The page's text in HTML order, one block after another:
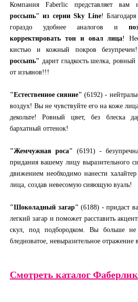
Компания Faberlic представляет вам
россыпь" из серии Sky Line!
гораздо удобнее аналогов и
корректировать тон и овал лица!
кистью и кожный покров
россыпь" дарит гладкость шелка,
от изъянов!!!
"Естественное сияние" (6192) -
воздух! Вы не чувствуйте его на коже
декольте! Ровный цвет, без блеска
бархатный оттенок!
"Жемчужная роса" (6191) -
придания вашему лицу выразительного
движением необходимо нанести
лица, создав невесомую сияющую вуаль!
"Шоколадный загар" (6188) - придаст
легкий загар и поможет расставить
скул, под подбородком. Вы больше не
бледноватое, невыразительное отражение
Смотреть каталог Фаберлик